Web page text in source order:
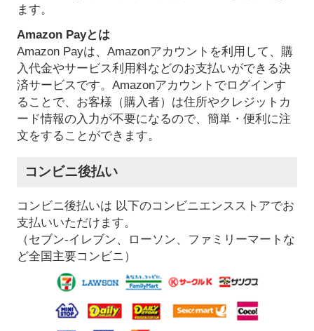
ます。
Amazon Payとは
Amazon Payは、Amazonアカウントを利用して、購
入代金やサービス利用料などのお支払いができる決
済サービスです。Amazonアカウントでログインす
ることで、お客様（購入者）は住所やクレジットカ
ード情報の入力が不要になるので、簡単・便利に注
文をすることができます。
コンビニ後払い
コンビニ後払いは 以下のコンビニエンスストアでお
支払いいただけます。
（セブン-イレブン、ローソン、ファミリーマートな
ど全国主要コンビニ）